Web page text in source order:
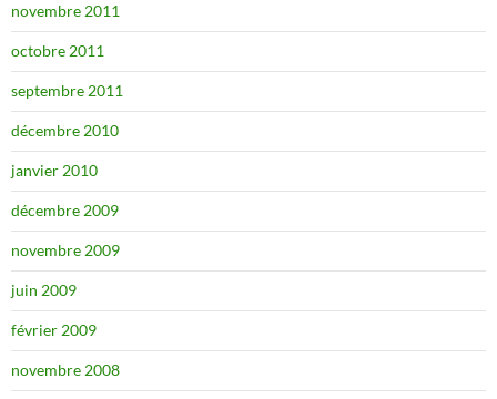
novembre 2011
octobre 2011
septembre 2011
décembre 2010
janvier 2010
décembre 2009
novembre 2009
juin 2009
février 2009
novembre 2008